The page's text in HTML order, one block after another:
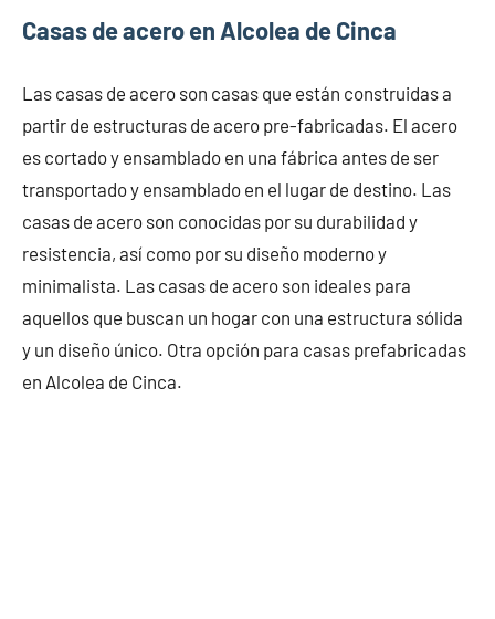
Casas de acero en Alcolea de Cinca
Las casas de acero son casas que están construidas a
partir de estructuras de acero pre-fabricadas. El acero
es cortado y ensamblado en una fábrica antes de ser
transportado y ensamblado en el lugar de destino. Las
casas de acero son conocidas por su durabilidad y
resistencia, así como por su diseño moderno y
minimalista. Las casas de acero son ideales para
aquellos que buscan un hogar con una estructura sólida
y un diseño único. Otra opción para casas prefabricadas
en Alcolea de Cinca.